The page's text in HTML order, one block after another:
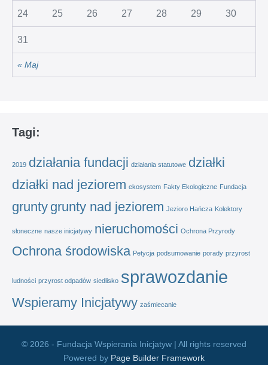
« Maj
24 25 26 27 28 29 30
31
Tagi:
2019 działania fundacji działania statutowe działki
działki nad jeziorem ekosystem Fakty Ekologiczne Fundacja
grunty grunty nad jeziorem Jezioro Hańcza Kolektory
słoneczne nasze inicjatywy nieruchomości Ochrona Przyrody
Ochrona środowiska Petycja podsumowanie porady przyrost
ludności przyrost odpadów siedlisko sprawozdanie
Wspieramy Inicjatywy zaśmiecanie
© 2026 - Fundacja Wspierania Inicjatyw | All rights reserved
Powered by Page Builder Framework